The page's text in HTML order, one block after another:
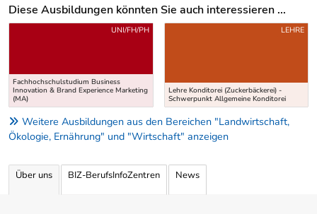
Diese Ausbildungen könnten Sie auch interessieren ...
Uber weitere Ausbildungsvorschläge
Fachhochschulstudium Business
Innovation & Brand Experience Marketing
(MA)
UNI/FH/PH
Lehre Konditorei (Zuckerbäckerei) -
Schwerpunkt Allgemeine Konditorei
LEHRE
Weitere Ausbildungen aus den Bereichen "Landwirtschaft,
Ökologie, Ernährung" und "Wirtschaft" anzeigen
Über uns BIZ-BerufsInfoZentren News